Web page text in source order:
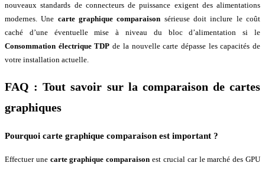
nouveaux standards de connecteurs de puissance exigent des alimentations
modernes. Une carte graphique comparaison sérieuse doit inclure le coût
caché d’une éventuelle mise à niveau du bloc d’alimentation si le
Consommation électrique TDP de la nouvelle carte dépasse les capacités de
votre installation actuelle.
FAQ : Tout savoir sur la comparaison de cartes
graphiques
Pourquoi carte graphique comparaison est important ?
Effectuer une carte graphique comparaison est crucial car le marché des GPU